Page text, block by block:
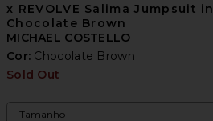
x REVOLVE Salima Jumpsuit in
Chocolate Brown
MICHAEL COSTELLO
Cor: Chocolate Brown
Sold Out
Tamanho